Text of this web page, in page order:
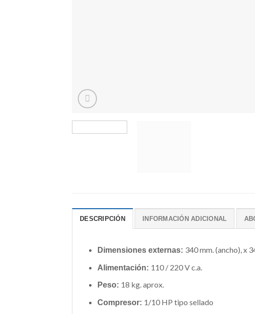
DESCRIPCIÓN INFORMACIÓN ADICIONAL
Dimensiones externas: 340 mm. (ancho), x
Alimentación: 110 / 220 V c.a.
Peso: 18 kg. aprox.
Compresor: 1/10 HP tipo sellado